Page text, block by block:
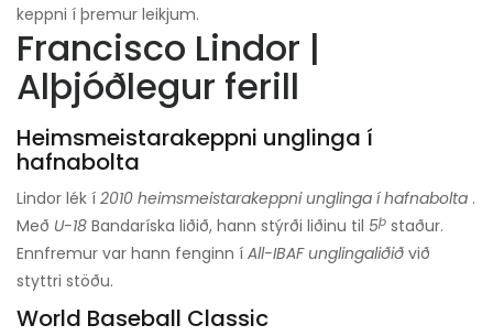
keppni í þremur leikjum.
Francisco Lindor |
Alþjóðlegur ferill
Heimsmeistarakeppni unglinga í
hafnabolta
Lindor lék í 2010 heimsmeistarakeppni unglinga í hafnabolta .
Með U-18 Bandaríska liðið, hann stýrði liðinu til 5þ staður.
Ennfremur var hann fenginn í All-IBAF unglingaliðið við
styttri stöðu.
World Baseball Classic